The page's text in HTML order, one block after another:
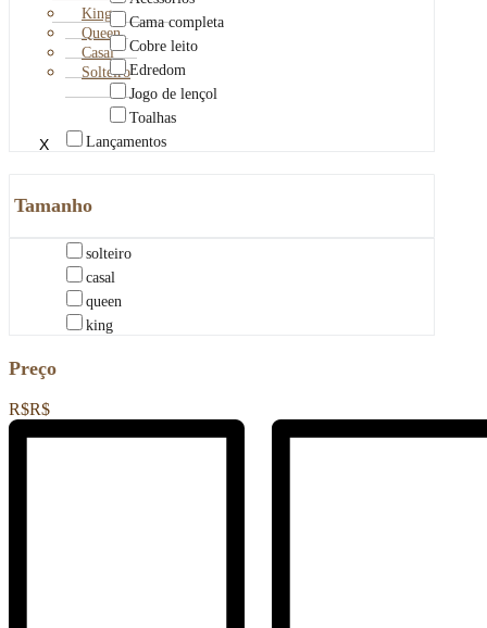
King
Queen
Casal
Solteiro
X
Cama completa
Cobre leito
Edredom
Jogo de lençol
Toalhas
Lançamentos
Tamanho
solteiro
casal
queen
king
Preço
R$R$